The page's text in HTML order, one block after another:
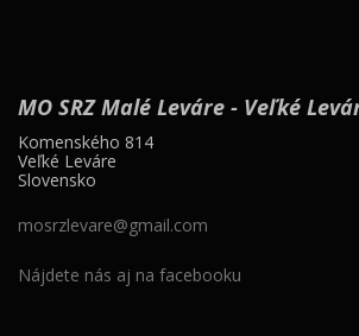
MO SRZ Malé Leváre - Veľké
Komenského 814
Veľké Leváre
Slovensko
mosrzlevare@gmail.com
Nájdete nás aj na facebooku